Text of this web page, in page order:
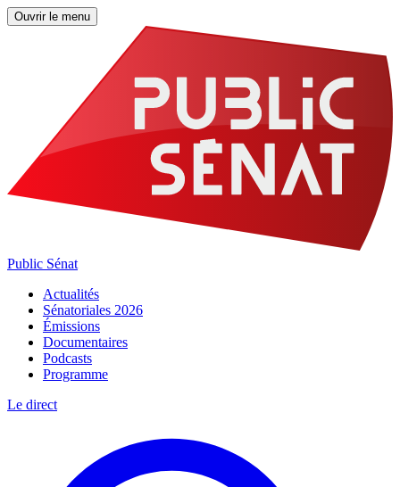
Ouvrir le menu
Public Sénat
Actualités
Sénatoriales 2026
Émissions
Documentaires
Podcasts
Programme
Le direct